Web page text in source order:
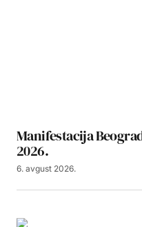
Manifestacija
2026.
6. avgust 2026.